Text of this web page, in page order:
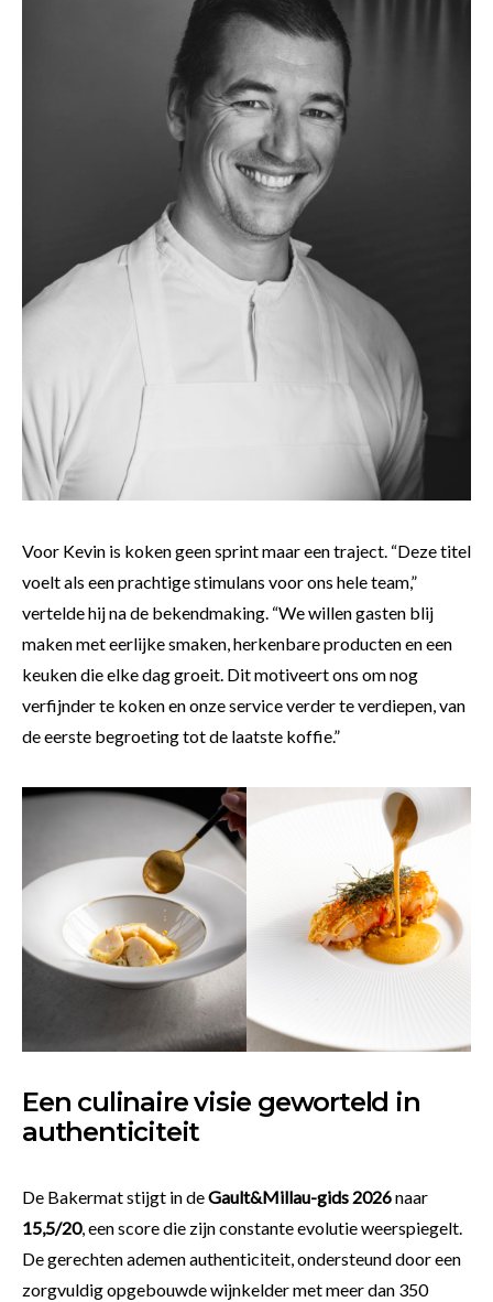
Voor Kevin is koken geen sprint maar een traject. “Deze titel
voelt als een prachtige stimulans voor ons hele team,”
vertelde hij na de bekendmaking. “We willen gasten blij
maken met eerlijke smaken, herkenbare producten en een
keuken die elke dag groeit. Dit motiveert ons om nog
verfijnder te koken en onze service verder te verdiepen, van
de eerste begroeting tot de laatste koffie.”
Een culinaire visie geworteld in
authenticiteit
De Bakermat stijgt in deGault&Millau-gids 2026naar
15,5/20, een score die zijn constante evolutie weerspiegelt.
De gerechten ademen authenticiteit, ondersteund door een
zorgvuldig opgebouwde wijnkelder met meer dan 350